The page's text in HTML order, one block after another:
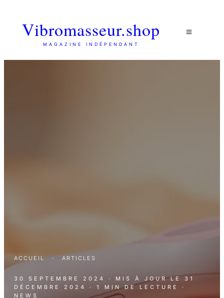
Vibromasseur.shop
MAGAZINE INDÉPENDANT
ACCUEIL · ARTICLES
30 SEPTEMBRE 2024 · MIS À JOUR LE 31
DÉCEMBRE 2024
· 1 MIN DE LECTURE
·
NEWS